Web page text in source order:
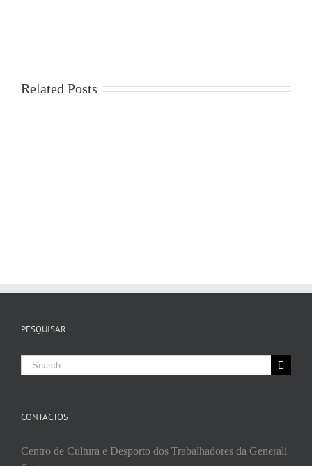
Related Posts
PESQUISAR
Search
for:
CONTACTOS
Centro de Cultura e Desporto dos Trabalhadores da Generali